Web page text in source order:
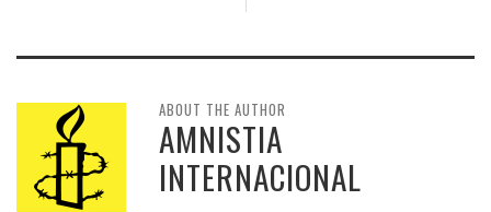
ABOUT THE AUTHOR
AMNISTIA
INTERNACIONAL